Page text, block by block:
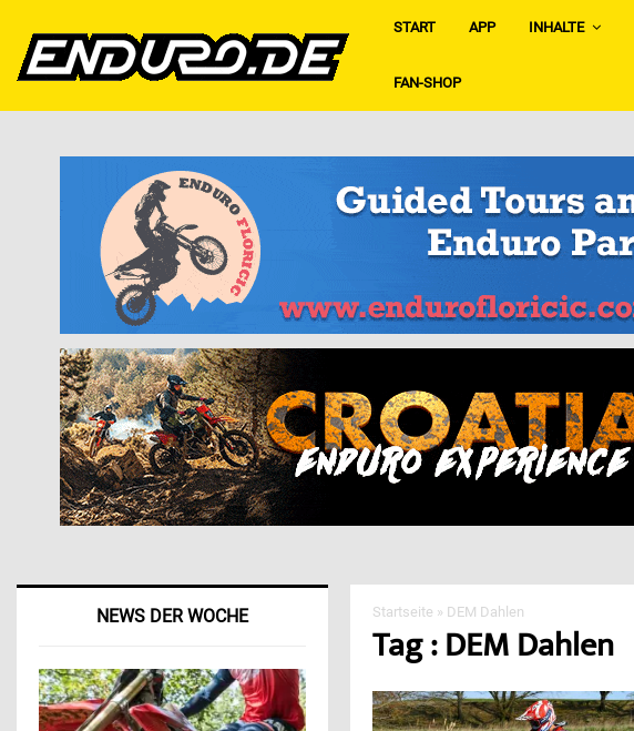
START APP INHALTE
FAN-SHOP
Startseite » DEM Dahlen
Tag : DEM Dahlen
NEWS DER WOCHE